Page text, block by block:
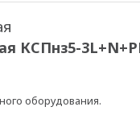
КСПнз5-
оборудования.